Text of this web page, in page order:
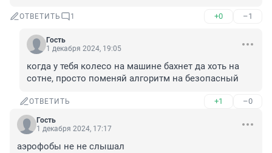
ОТВЕТИТЬ 1 +0 –1
Гость
1 декабря 2024, 19:05
когда у тебя колесо на машине бахнет да хоть на
сотне, просто поменяй алгоритм на безопасный
ОТВЕТИТЬ +1 –0
Гость
1 декабря 2024, 17:17
аэрофобы не не слышал